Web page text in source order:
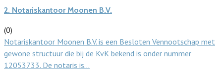
2. Notariskantoor Moonen B.V.
(0)
Notariskantoor Moonen B.V. is een Besloten Vennootschap met
gewone structuur die bij de KvK bekend is onder nummer
12053733. De notaris is…